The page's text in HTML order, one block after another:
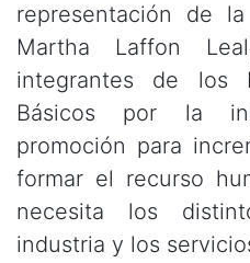
representación de
Martha Laffon
integrantes de los
Básicos por la
promoción para
formar el recurso
necesita los
industria y los